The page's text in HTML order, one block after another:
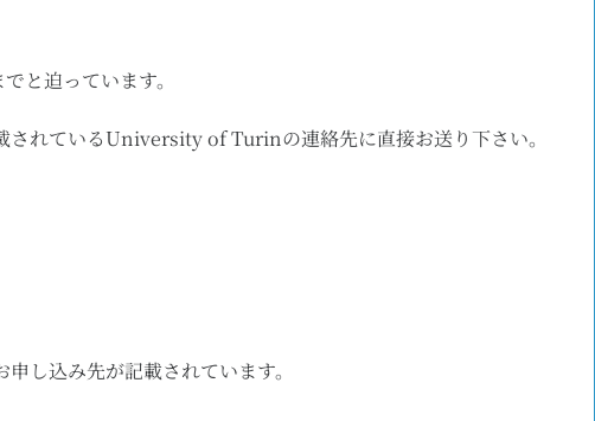
と迫っています。
されているUniversity of Turinの連絡先に直接お送り下さい。
し込み先が記載されています。